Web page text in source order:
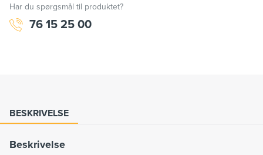
Har du spørgsmål til produktet?
76 15 25 00
BESKRIVELSE
Beskrivelse